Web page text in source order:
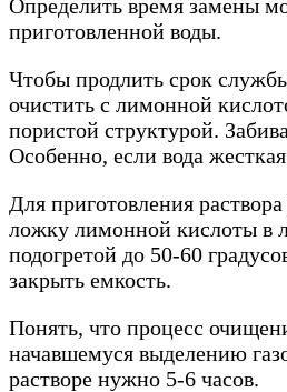
Определить время замены
приготовленной воды.
Чтобы продлить срок
очистить с лимонной
пористой структурой.
Особенно, если вода
Для приготовления
ложку лимонной кислоты в
подогретой до 50-60
закрыть емкость.
Понять, что процесс
начавшемуся выделению
растворе нужно 5-6 часов.